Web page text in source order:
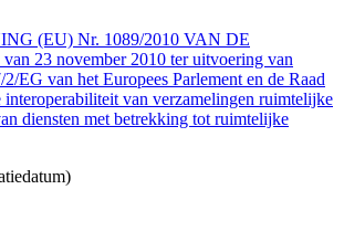
(EU) Nr. 1089/2010 VAN DE
23 november 2010 ter uitvoering van
EG van het Europees Parlement en de Raad
interoperabiliteit van verzamelingen ruimtelijke
diensten met betrekking tot ruimtelijke